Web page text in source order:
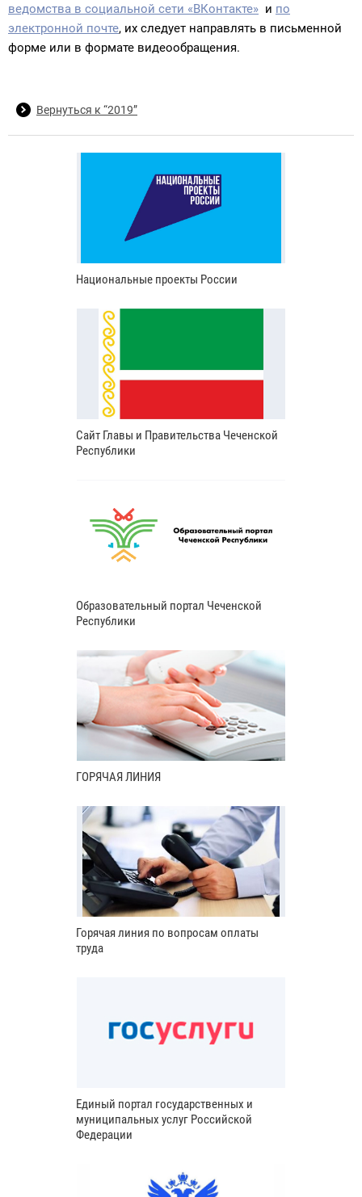
ведомства в социальной сети «ВКонтакте» и по
электронной почте, их следует направлять в письменной
форме или в формате видеообращения.
Вернуться к “2019”
Национальные проекты России
Сайт Главы и Правительства Чеченской
Республики
Образовательный портал Чеченской
Республики
ГОРЯЧАЯ ЛИНИЯ
Горячая линия по вопросам оплаты
труда
Единый портал государственных и
муниципальных услуг Российской
Федерации